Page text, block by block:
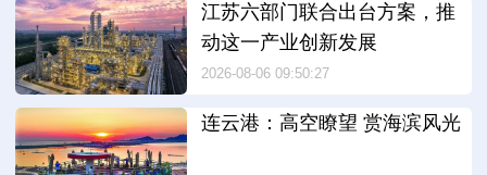
江苏六部门联合出台方案，推
动这一产业创新发展
2026-08-06 09:50:27
连云港：高空瞭望 赏海滨风光